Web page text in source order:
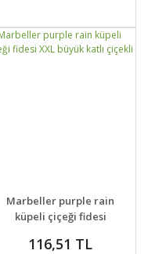
DETAYLAR
VER
Marbeller purple rain
küpeli çiçeği fidesi
116,51 TL